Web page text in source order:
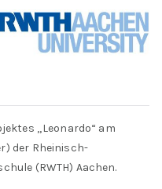
„Leonardo“ am
der Rheinisch-
(RWTH) Aachen.